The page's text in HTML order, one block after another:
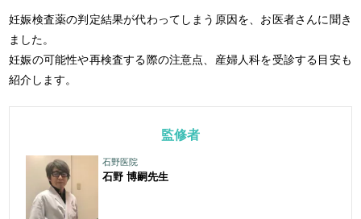
妊娠検査薬の判定結果が代わってしまう原因を、お医者さんに聞き
ました。
妊娠の可能性や再検査する際の注意点、産婦人科を受診する目安も
紹介します。
監修者
石野医院
石野 博嗣先生